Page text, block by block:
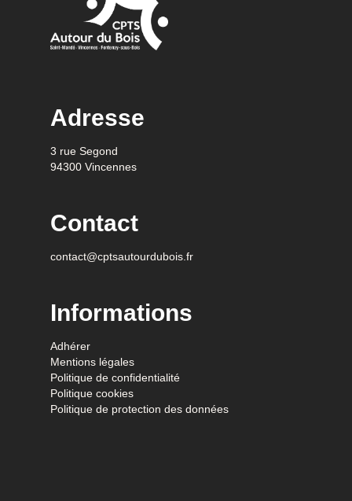
Adresse
3 rue Segond
94300 Vincennes
Contact
contact@cptsautourdubois.fr
Informations
Adhérer
Mentions légales
Politique de confidentialité
Politique cookies
Politique de protection des données